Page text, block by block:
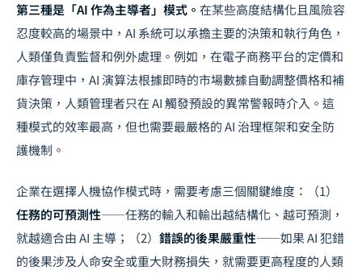
第三種是「AI 作為主導者」模式。 在某些高度結構化且風險容
忍度較高的場景中，AI 系統可以承擔主要的決策和執行角色，
人類僅負責監督和例外處理。例如，在電子商務平台的定價和
庫存管理中，AI 演算法根據即時的市場數據自動調整價格和補
貨決策，人類管理者只在 AI 觸發預設的異常警報時介入。這
種模式的效率最高，但也需要最嚴格的 AI 治理框架和安全防
護機制。
企業在選擇人機協作模式時，需要考慮三個關鍵維度：（1）
任務的可預測性——任務的輸入和輸出越結構化、越可預測，
就越適合由 AI 主導；（2） 錯誤的後果嚴重性——如果 AI 犯錯
的後果涉及人命安全或重大財務損失，就需要更高程度的人類